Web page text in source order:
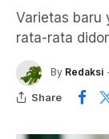
Varietas baru
rata-rata
By Redaksi
Share